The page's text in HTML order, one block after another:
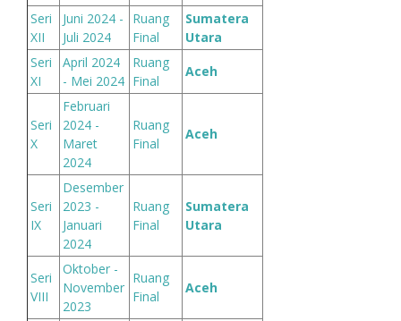
Seri
XII
Juni 2024 -
Juli 2024
Ruang
Final
Sumatera
Utara
Seri
XI
April 2024
- Mei 2024
Ruang
Final
Aceh
Seri
X
Februari
2024 -
Maret
2024
Ruang
Final
Aceh
Seri
IX
Desember
2023 -
Januari
2024
Ruang
Final
Sumatera
Utara
Seri
VIII
Oktober -
November
2023
Ruang
Final
Aceh